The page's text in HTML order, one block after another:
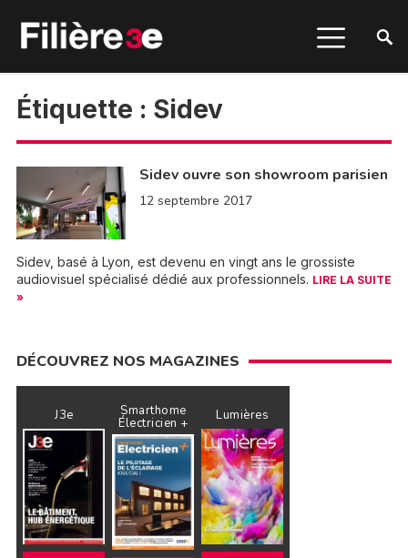
Étiquette : Sidev
Sidev ouvre son showroom parisien
12 septembre 2017
Sidev, basé à Lyon, est devenu en vingt ans le grossiste
audiovisuel spécialisé dédié aux professionnels. LIRE LA SUITE
»
DÉCOUVREZ NOS MAGAZINES
J3e Smarthome
Électricien + Lumières